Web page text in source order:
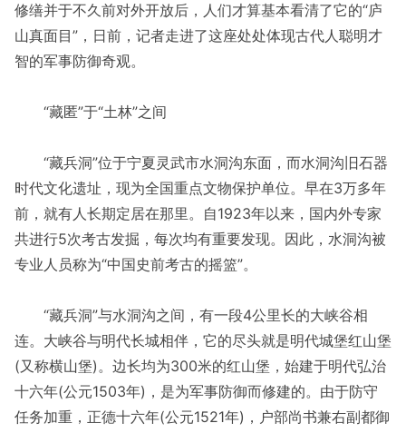
修缮并于不久前对外开放后，人们才算基本看清了它的“庐
山真面目”，日前，记者走进了这座处处体现古代人聪明才
智的军事防御奇观。
“藏匿”于“土林”之间
“藏兵洞”位于宁夏灵武市水洞沟东面，而水洞沟旧石器
时代文化遗址，现为全国重点文物保护单位。早在3万多年
前，就有人长期定居在那里。自1923年以来，国内外专家
共进行5次考古发掘，每次均有重要发现。因此，水洞沟被
专业人员称为“中国史前考古的摇篮”。
“藏兵洞”与水洞沟之间，有一段4公里长的大峡谷相
连。大峡谷与明代长城相伴，它的尽头就是明代城堡红山堡
(又称横山堡)。边长均为300米的红山堡，始建于明代弘治
十六年(公元1503年)，是为军事防御而修建的。由于防守
任务加重，正德十六年(公元1521年)，户部尚书兼右副都御